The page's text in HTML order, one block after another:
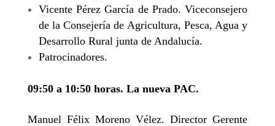
Vicente Pérez García de Prado. Viceconsejero
de la Consejería de Agricultura, Pesca, Agua y
Desarrollo Rural junta de Andalucía.
Patrocinadores.
09:50 a 10:50 horas. La nueva PAC.
Manuel Félix Moreno Vélez. Director Gerente